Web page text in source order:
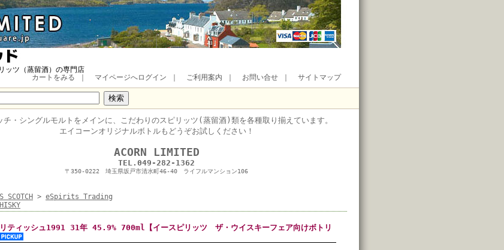
ッツ（蒸留酒）の専門店
カートをみる
マイページへログイン ご利用案内 お問い合せ サイトマップ
チ・ シングルモルトをメインに、 こだわりのスピリッツ(蒸留酒)類を各種取り揃えています。
エイコーンオリジナルボトルもどうぞお試しください！
ACORN LIMITED
TEL.049-282-1362
〒350-0222 埼玉県坂戸市清水町46-40 ライフルマンション106
SCOTCH > eSpirits Trading
ティッシュ1991 31年 45.9% 700ml【イースピリッツ ザ・ウイスキーフェア向けボトリ